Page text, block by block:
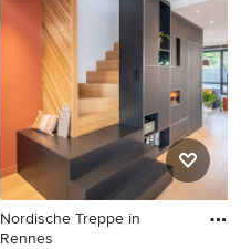
Nordische Treppe in
Rennes